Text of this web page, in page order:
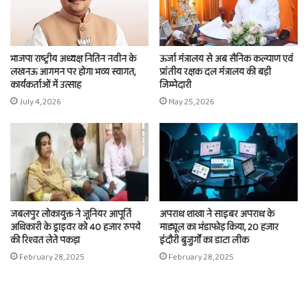
भाजपा राष्ट्रीय अध्यक्ष नितिन नवीन के
लखनऊ आगमन पर होगा भव्य स्वागत,
कार्यकर्ताओं में उत्साह
July 4, 2026
ऊर्जा मंत्रालय से अब सैनिक कल्याण एवं
प्रांतीय रक्षक दल मंत्रालय की बड़ी
जिम्मेदारी
May 25, 2026
जबलपुर लोकायुक्त ने जूनियर आपूर्ति
अधिकारी के ड्राइवर को 40 हजार रुपये
की रिश्वत लेते पकड़ा
February 28, 2025
अपराध शाखा ने साइबर अपराध के
माड्यूल का भंडाफोड़ किया, 20 हजार
इंदौरी बुजुर्गों का डाटा लीक
February 28, 2025